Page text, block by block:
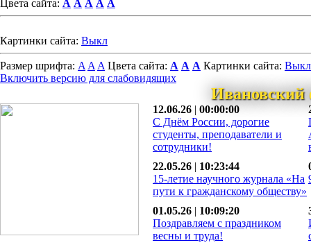
Цвета сайта: A A A A A
Картинки сайта: Выкл
Размер шрифта: A A A Цвета сайта: A A A Картинки сайта: Выкл
Включить версию для слабовидящих
12.06.26 | 00:00:00
С Днём России, дорогие
студенты, преподаватели и
сотрудники!
22.05.26 | 10:23:44
15-летие научного журнала «На
пути к гражданскому обществу»
01.05.26 | 10:09:20
Поздравляем с праздником
весны и труда!